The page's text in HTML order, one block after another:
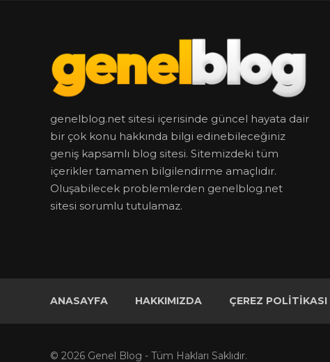
genelblog.net sitesi içerisinde güncel hayata dair
bir çok konu hakkında bilgi edinebileceğiniz
geniş kapsamlı blog sitesi. Sitemizdeki tüm
içerikler tamamen bilgilendirme amaçlıdır.
Oluşabilecek problemlerden genelblog.net
sitesi sorumlu tutulamaz.
ANASAYFA HAKKIMIZDA ÇEREZ POLITIKASI
© 2026 Genel Blog - Tüm Hakları Saklıdır.